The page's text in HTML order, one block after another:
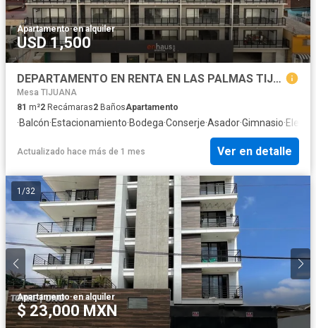
Apartamento·en alquiler
USD 1,500
DEPARTAMENTO EN RENTA EN LAS PALMAS TIJUANA ENHAUS CONDOMINIOS
Mesa TIJUANA
81 m²2 Recámaras2 BañosApartamento
·Balcón·Estacionamiento·Bodega·Conserje·Asador·Gimnasio·
Actualizado hace más de 1 mes Ver en detalle
1 /32
Apartamento·en alquiler
$ 23,000 MXN